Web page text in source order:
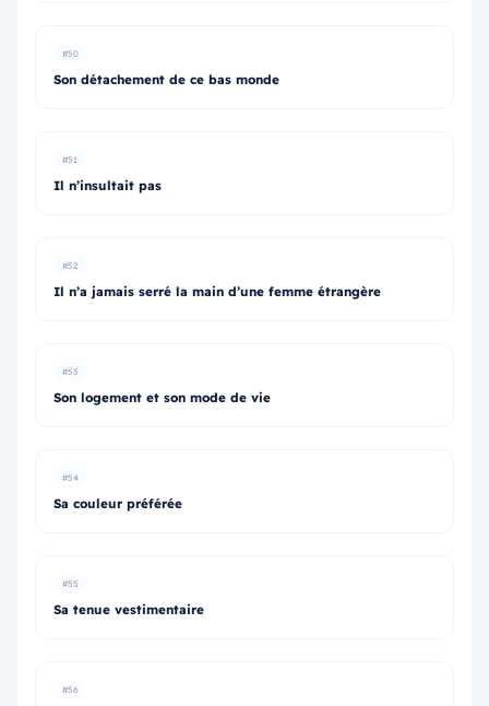
#50
Son détachement de ce bas monde
#51
Il n’insultait pas
#52
Il n’a jamais serré la main d’une femme étrangère
#53
Son logement et son mode de vie
#54
Sa couleur préférée
#55
Sa tenue vestimentaire
#56